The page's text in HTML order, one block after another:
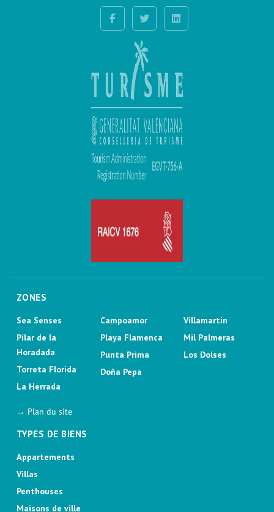
ZONES
Sea Senses
Pilar de la
Horadada
Torreta Florida
La Herrada
Campoamor
Playa Flamenca
Punta Prima
Doña Pepa
Villamartin
Mil Palmeras
Los Dolses
→ Plan du site
TYPES DE BIENS
Appartements
Villas
Penthouses
Maisons de ville